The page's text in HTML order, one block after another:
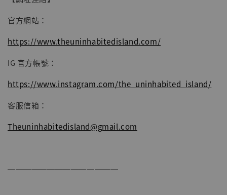
官方網站：
https://www.theuninhabitedisland.com/
IG 官方帳號：
https://www.instagram.com/the_uninhabited_island/
客服信箱：
Theuninhabitedisland@gmail.com
──────────────